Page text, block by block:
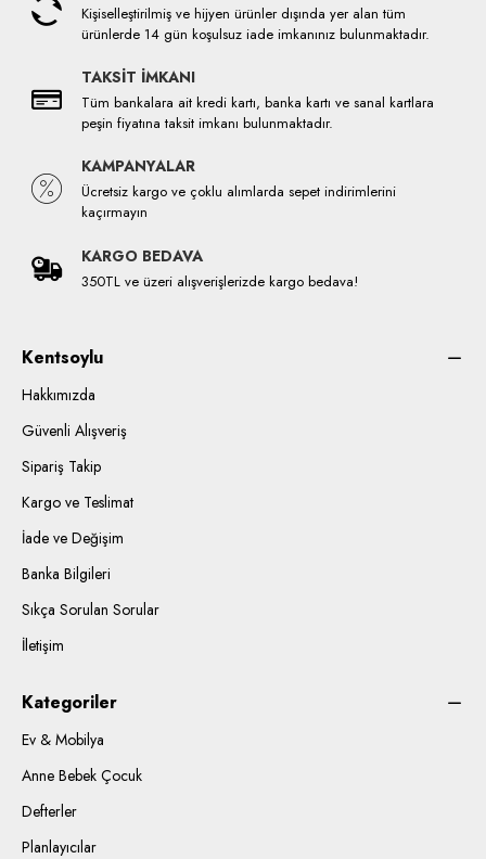
Kişiselleştirilmiş ve hijyen ürünler dışında yer alan tüm
ürünlerde 14 gün koşulsuz iade imkanınız bulunmaktadır.
TAKSİT İMKANI
Tüm bankalara ait kredi kartı, banka kartı ve sanal kartlara
peşin fiyatına taksit imkanı bulunmaktadır.
KAMPANYALAR
Ücretsiz kargo ve çoklu alımlarda sepet indirimlerini
kaçırmayın
KARGO BEDAVA
350TL ve üzeri alışverişlerizde kargo bedava!
Kentsoylu
Hakkımızda
Güvenli Alışveriş
Sipariş Takip
Kargo ve Teslimat
İade ve Değişim
Banka Bilgileri
Sıkça Sorulan Sorular
İletişim
Kategoriler
Ev & Mobilya
Anne Bebek Çocuk
Defterler
Planlayıcılar